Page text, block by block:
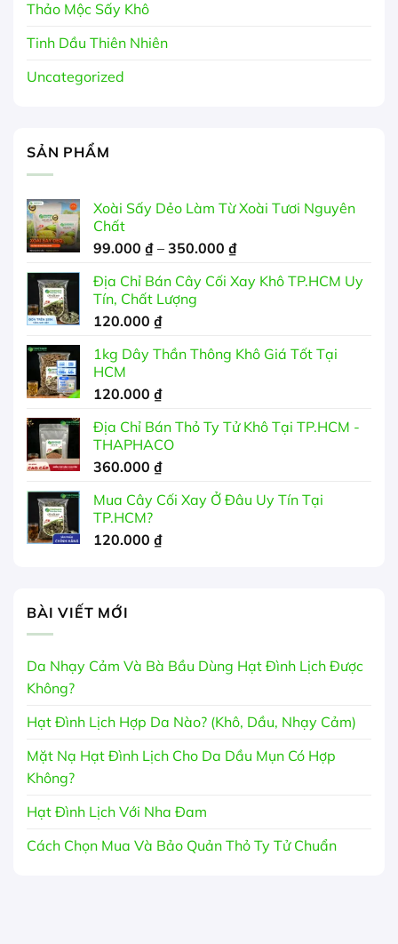
Thảo Mộc Sấy Khô
Tinh Dầu Thiên Nhiên
Uncategorized
SẢN PHẨM
Xoài Sấy Dẻo Làm Từ Xoài Tươi Nguyên
Chất
99.000 ₫ – 350.000 ₫Khoảng
từ
Địa Chỉ Bán Cây Cối Xay Khô TP.HCM Uy
Tín, Chất Lượng
120.000 ₫
1kg Dây Thần Thông Khô Giá Tốt Tại
HCM
120.000 ₫
Địa Chỉ Bán Thỏ Ty Tử Khô Tại TP.HCM -
THAPHACO
360.000 ₫
Mua Cây Cối Xay Ở Đâu Uy Tín Tại
TP.HCM?
120.000 ₫
BÀI VIẾT MỚI
Da Nhạy Cảm Và Bà Bầu Dùng Hạt Đình Lịch Được
Không?
Hạt Đình Lịch Hợp Da Nào? (Khô, Dầu, Nhạy Cảm)
Mặt Nạ Hạt Đình Lịch Cho Da Dầu Mụn Có Hợp
Không?
Hạt Đình Lịch Với Nha Đam
Cách Chọn Mua Và Bảo Quản Thỏ Ty Tử Chuẩn